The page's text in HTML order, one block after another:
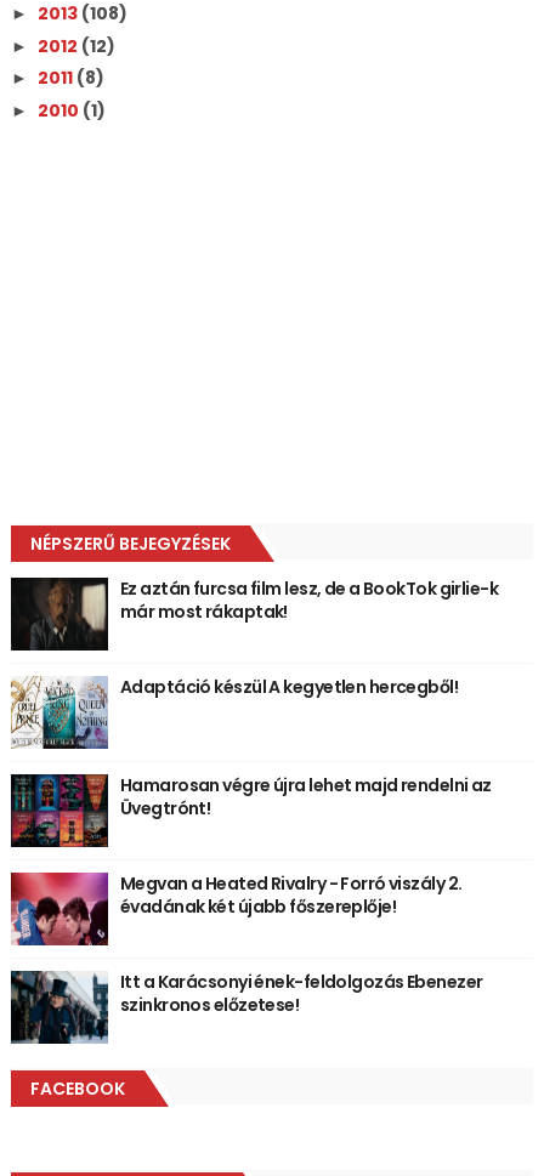
► 2013 (108)
► 2012 (12)
► 2011 (8)
► 2010 (1)
NÉPSZERŰ BEJEGYZÉSEK
Ez aztán furcsa film lesz, de a BookTok girlie-k
már most rákaptak!
Adaptáció készül A kegyetlen hercegből!
Hamarosan végre újra lehet majd rendelni az
Üvegtrónt!
Megvan a Heated Rivalry - Forró viszály 2.
évadának két újabb főszereplője!
Itt a Karácsonyi ének-feldolgozás Ebenezer
szinkronos előzetese!
FACEBOOK